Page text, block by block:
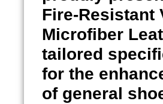
Fire-Resistant
Microfiber
tailored
for the
of general